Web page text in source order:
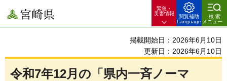
宮崎県
緊急・
災害情報
閲覧補助
Language
検索
メニュー
掲載開始日：2026年6月10日
更新日：2026年6月10日
令和7年12月の「県内一斉ノーマ